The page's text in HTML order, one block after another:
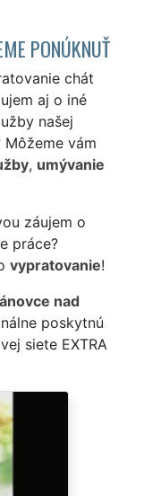
PONÚKNUŤ
chát
aj o iné
našej
Môžeme vám
, umývanie
záujem o
práce?
vypratovanie!
nad
poskytnú
siete EXTRA